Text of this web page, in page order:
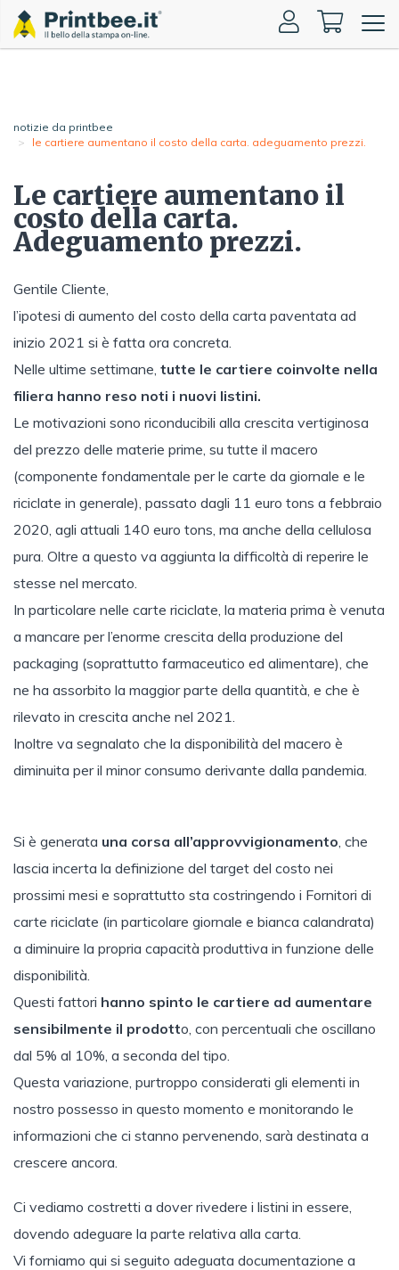
Toggle
notizie da printbee
le cartiere aumentano il costo della carta. adeguamento prezzi.
Le cartiere aumentano il
costo della carta.
Adeguamento prezzi.
Gentile Cliente,
l’ipotesi di aumento del costo della carta paventata ad
inizio 2021 si è fatta ora concreta.
Nelle ultime settimane, tutte le cartiere coinvolte nella
filiera hanno reso noti i nuovi listini.
Le motivazioni sono riconducibili alla crescita vertiginosa
del prezzo delle materie prime, su tutte il macero
(componente fondamentale per le carte da giornale e le
riciclate in generale), passato dagli 11 euro tons a febbraio
2020, agli attuali 140 euro tons, ma anche della cellulosa
pura. Oltre a questo va aggiunta la difficoltà di reperire le
stesse nel mercato.
In particolare nelle carte riciclate, la materia prima è venuta
a mancare per l’enorme crescita della produzione del
packaging (soprattutto farmaceutico ed alimentare), che
ne ha assorbito la maggior parte della quantità, e che è
rilevato in crescita anche nel 2021.
Inoltre va segnalato che la disponibilità del macero è
diminuita per il minor consumo derivante dalla pandemia.
Si è generata una corsa all’approvvigionamento, che
lascia incerta la definizione del target del costo nei
prossimi mesi e soprattutto sta costringendo i Fornitori di
carte riciclate (in particolare giornale e bianca calandrata)
a diminuire la propria capacità produttiva in funzione delle
disponibilità.
Questi fattori hanno spinto le cartiere ad aumentare
sensibilmente il prodotto, con percentuali che oscillano
dal 5% al 10%, a seconda del tipo.
Questa variazione, purtroppo considerati gli elementi in
nostro possesso in questo momento e monitorando le
informazioni che ci stanno pervenendo, sarà destinata a
crescere ancora.
Ci vediamo costretti a dover rivedere i listini in essere,
dovendo adeguare la parte relativa alla carta.
Vi forniamo qui si seguito adeguata documentazione a